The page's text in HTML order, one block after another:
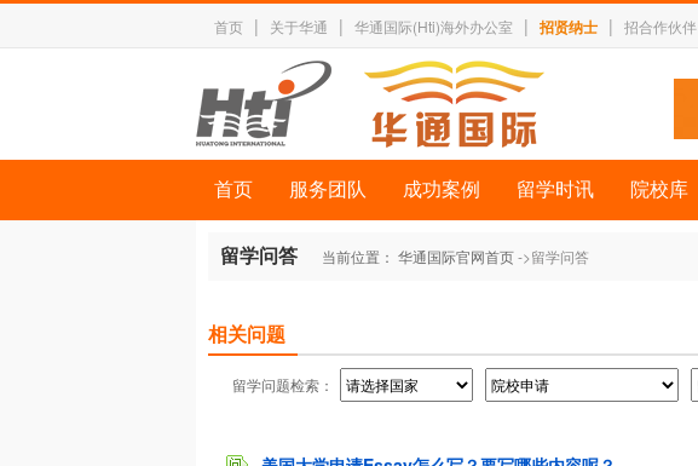
首页 | 关于华通 | 华通国际(Hti)海外办公室 | 招贤纳士 | 招合作伙伴
首页 服务团队 成功案例 留学时讯 院校库
留学问答 当前位置： 华通国际官网首页->留学问答
相关问题
留学问题检索：